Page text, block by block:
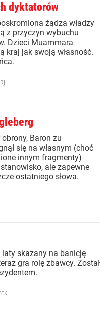
dyktatorów
żądza władzy
z przyczyn wybuchu
Dzieci Muammara
kraj jak swoją własność.
Baron zu
się na własnym (choć
innym fragmenty)
ale zapewne
ostatniego słowa.
skazany na banicję
gra rolę zbawcy. Został